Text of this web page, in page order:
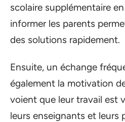
scolaire supplémentaire
informer les parents
des solutions rapidement.
Ensuite, un échange
également la motivation
voient que leur travail est
leurs enseignants et leurs